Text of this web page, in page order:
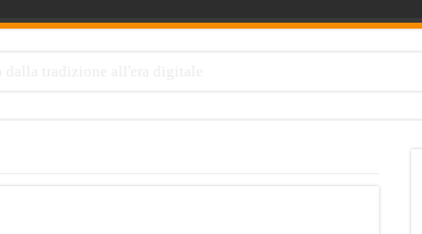
tradizione all'era digitale